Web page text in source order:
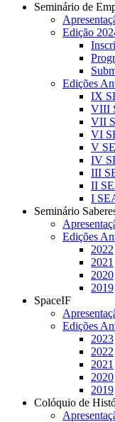
Seminário de
Edição
Edições
IX
VIII
VII
VI
V
IV
III
II
I
Seminário
Edições
2022
2021
2020
2019
SpaceIF
Edições
2023
2022
2021
2020
2019
Colóquio de